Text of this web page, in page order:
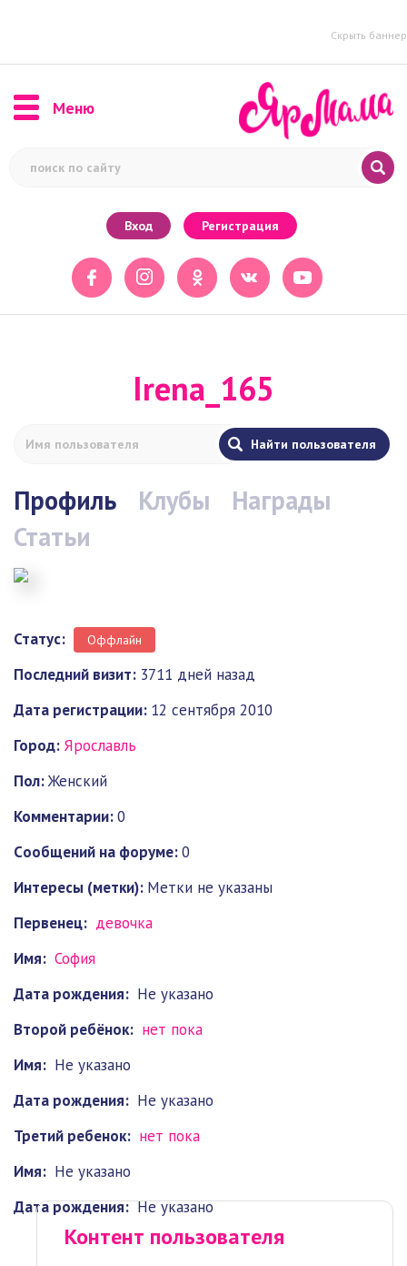
Скрыть баннер
Меню
Вход Регистрация
Irena_165
Профиль Клубы
Награды
Статьи
Статус: Оффлайн
Последний визит: 3711 дней назад
Дата регистрации: 12 сентября 2010
Город: Ярославль
Пол:Женский
Комментарии:0
Cообщений на форуме:0
Интересы (метки): Метки не указаны
Первенец: девочка
Имя: София
Дата рождения: Не указано
Второй ребёнок: нет пока
Имя: Не указано
Дата рождения: Не указано
Третий ребенок: нет пока
Имя: Не указано
Дата рождения: Не указано
Контент пользователя